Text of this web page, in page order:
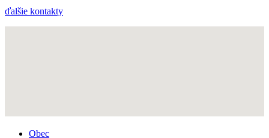
ďalšie kontakty
Obec